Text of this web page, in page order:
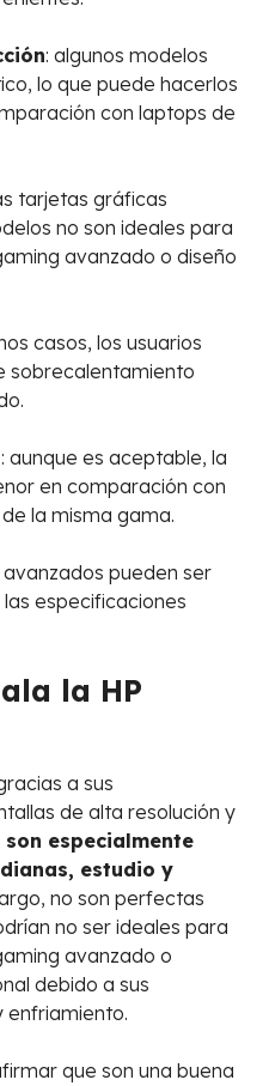
: algunos modelos
lo que puede hacerlos
con laptops de
tarjetas gráficas
no son ideales para
avanzado o diseño
casos, los usuarios
sobrecalentamiento
: aunque es aceptable, la
en comparación con
la misma gama.
pueden ser
especificaciones
la HP
a sus
de alta resolución y
son especialmente
estudio y
no son perfectas
no ser ideales para
avanzado o
debido a sus
enfriamiento.
que son una buena